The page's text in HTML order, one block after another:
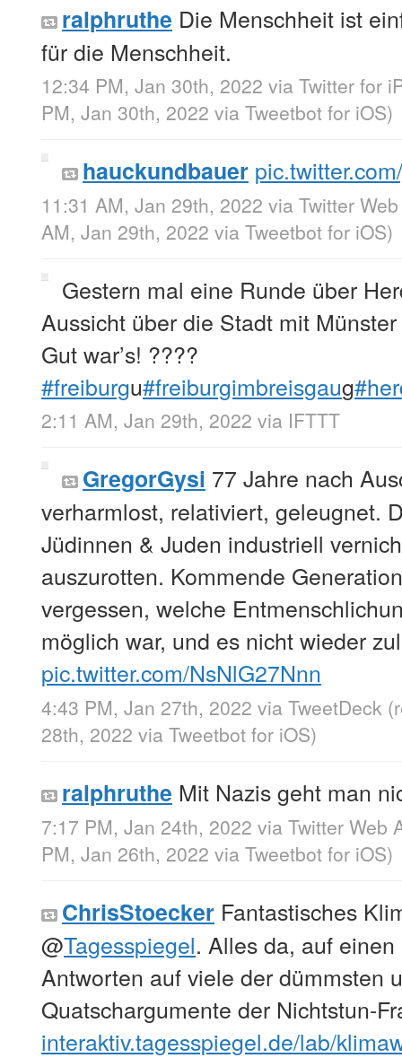
ralphruthe Die Menschheit ist
für die Menschheit.
12:34 PM, Jan 30th, 2022 via Twitter for
PM, Jan 30th, 2022 via Tweetbot for iΟS)
hauckundbauer
11:31 AM, Jan 29th, 2022 via Twitter
AM, Jan 29th, 2022 via Tweetbot for iΟS)
Gestern mal eine Runde über
Aussicht über die Stadt mit
Gut war’s! ????
#freiburgu#freiburgimbreisgaug
2:11 AM, Jan 29th, 2022 via IFTTT
GregorGysi 77 Jahre nach
verharmlost, relativiert, geleugnet.
Jüdinnen & Juden industriell
auszurotten. Kommende
vergessen, welche
möglich war, und es nicht wieder
pic.twitter.com/NsNlG27Nnn
4:43 PM, Jan 27th, 2022 via TweetDeck
28th, 2022 via Tweetbot for iΟS)
ralphruthe Mit Nazis geht man
7:17 PM, Jan 24th, 2022 via Twitter Web
PM, Jan 26th, 2022 via Tweetbot for iΟS)
ChrisStoecker Fantastisches
@Tagesspiegel⁩. Alles da, auf
Antworten auf viele der dümmsten
Quatschargumente der Nichtstun-
interaktiv.tagesspiegel.de/lab/